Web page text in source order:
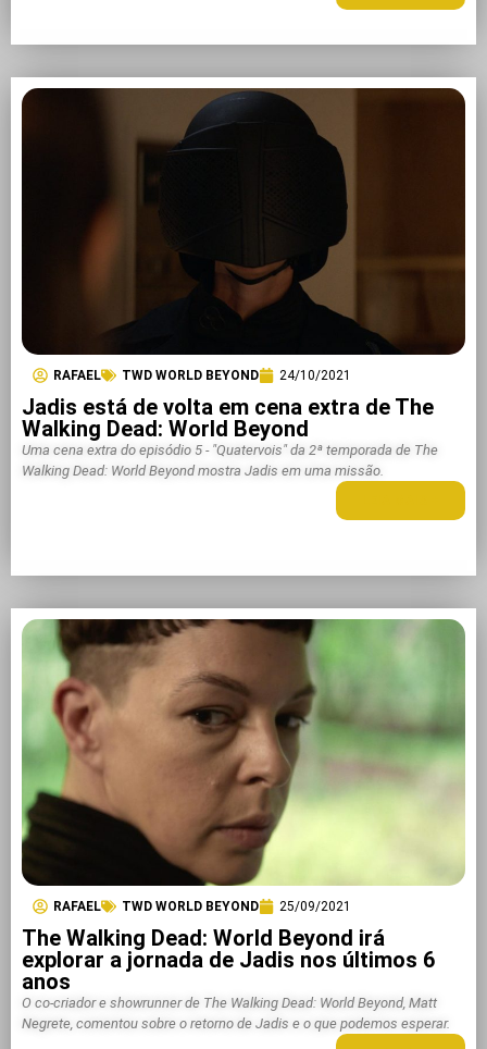
RAFAEL TWD WORLD BEYOND 24/10/2021
Jadis está de volta em cena extra de The
Walking Dead: World Beyond
Uma cena extra do episódio 5 - "Quatervois" da 2ª temporada de The
Walking Dead: World Beyond mostra Jadis em uma missão.
RAFAEL TWD WORLD BEYOND 25/09/2021
The Walking Dead: World Beyond irá
explorar a jornada de Jadis nos últimos 6
anos
O co-criador e showrunner de The Walking Dead: World Beyond, Matt
Negrete, comentou sobre o retorno de Jadis e o que podemos esperar.